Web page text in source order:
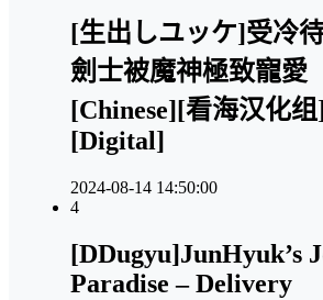
[生出しユッケ]受冷
劍士被魔神極致寵愛
[Chinese][看海汉化组]
[Digital]
2024-08-14 14:50:00
4
[DDugyu]JunHyuk’s
Paradise – Delivery